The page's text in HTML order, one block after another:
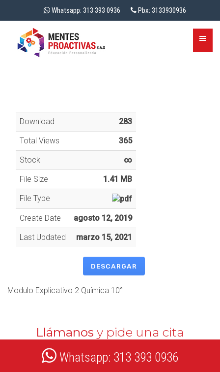
Whatsapp: 313 393 0936 Pbx: 3133930936
Download 283
Total Views 365
Stock ∞
File Size 1.41 MB
File Type
Create Date agosto 12, 2019
Last Updated marzo 15, 2021
DESCARGAR
Modulo Explicativo 2 Química 10°
Llámanos y pide una cita
Whatsapp: 313 393 0936